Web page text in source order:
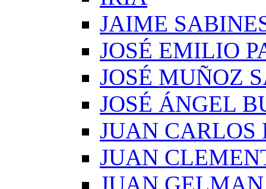
JAIME
JOSÉ EMILIO
JOSÉ MUÑOZ
JOSÉ ÁNGEL
JUAN CARLOS
JUAN
JUAN GELMAN